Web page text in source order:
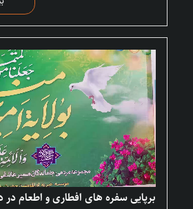
برپایی سفره های افطاری و اطعام در